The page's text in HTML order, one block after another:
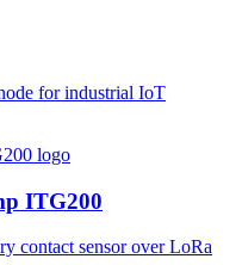
for industrial IoT
ITG200
contact sensor over LoRa